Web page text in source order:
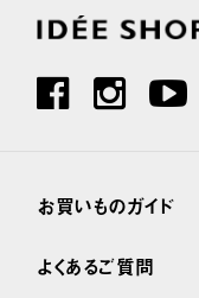
お買いものガイド
よくあるご質問